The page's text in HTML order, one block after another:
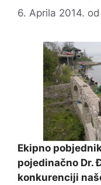
6. Aprila 2014. od
Ekipno
pojedinačno Dr.
konkurenciji